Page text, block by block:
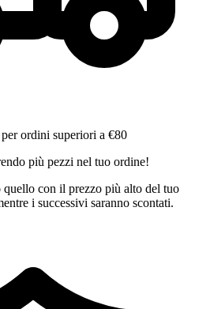
ordini superiori a €80
più pezzi nel tuo ordine!
con il prezzo più alto del tuo
i successivi saranno scontati.